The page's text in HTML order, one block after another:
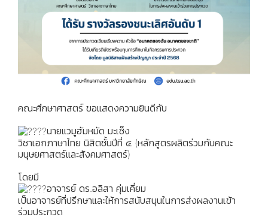
คณะศึกษาศาสตร์ ขอแสดงความยินดีกับ
นายแวมูฮัมหมัด มะเซ็ง
วิชาเอกภาษาไทย นิสิตชั้นปีที่ ๔ (หลักสูตรผลิตร่วมกับคณะ
มนุษยศาสตร์และสังคมศาสตร์)
โดยมี
อาจารย์ ดร.อลิสา คุ่มเคี่ยม
เป็นอาจารย์ที่ปรึกษาและให้การสนับสนุนในการส่งผลงานเข้า
ร่วมประกวด